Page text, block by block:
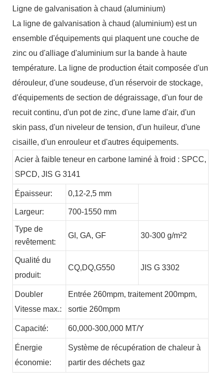
Ligne de galvanisation à chaud (aluminium)
La ligne de galvanisation à chaud (aluminium) est un
ensemble d'équipements qui plaquent une couche de
zinc ou d'alliage d'aluminium sur la bande à haute
température. La ligne de production était composée d'un
dérouleur, d'une soudeuse, d'un réservoir de stockage,
d'équipements de section de dégraissage, d'un four de
recuit continu, d'un pot de zinc, d'une lame d'air, d'un
skin pass, d'un niveleur de tension, d'un huileur, d'une
cisaille, d'un enrouleur et d'autres équipements.
Acier à faible teneur en carbone laminé à froid : SPCC,
SPCD, JIS G 3141
Épaisseur: 0,12-2,5 mm
Largeur: 700-1550 mm
Type de
revêtement:
GI, GA, GF 30-300 g/m²2
Qualité du
produit:
CQ,DQ,G550 JIS G 3302
Doubler
Vitesse max.:
Entrée 260mpm, traitement 200mpm,
sortie 260mpm
Capacité: 60,000-300,000 MT/Y
Énergie
économie:
Système de récupération de chaleur à
partir des déchets gaz